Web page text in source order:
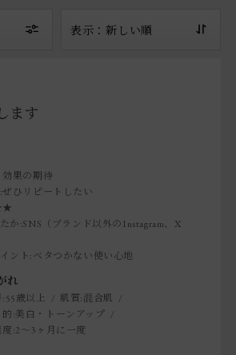
表示：新しい順
ます
効果の期待
:ぜひリピートしたい
か:SNS（ブランド以外のInstagram、X
ント :ベタつかない使い心地
れ
55歳以上 肌質:混合肌
:美白・トーンアップ
:2～3ヶ月に一度